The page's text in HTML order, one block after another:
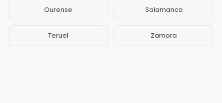
Ourense Salamanca
Teruel Zamora